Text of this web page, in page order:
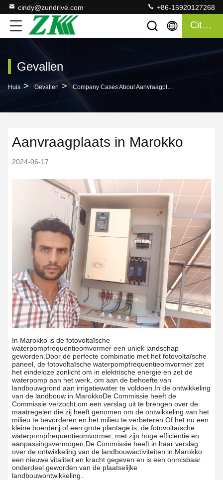
cindy@zundrive.com +86-15920127268
Citaat
Gevallen
Huis > Gevallen > Company Cases About Aanvraagplaats In Marokko
Aanvraagplaats in Marokko
2024-06-17
In Marokko is de fotovoltaïsche
waterpompfrequentieomvormer een uniek landschap
geworden.Door de perfecte combinatie met het fotovoltaïsche
paneel, de fotovoltaïsche waterpompfrequentieomvormer zet
het eindeloze zonlicht om in elektrische energie en zet de
waterpomp aan het werk, om aan de behoefte van
landbouwgrond aan irrigatiewater te voldoen.In de ontwikkeling
van de landbouw in MarokkoDe Commissie heeft de
Commissie verzocht om een verslag uit te brengen over de
maatregelen die zij heeft genomen om de ontwikkeling van het
milieu te bevorderen en het milieu te verbeteren.Of het nu een
kleine boerderij of een grote plantage is, de fotovoltaïsche
waterpompfrequentieomvormer, met zijn hoge efficiëntie en
aanpassingsvermogen,De Commissie heeft in haar verslag
over de ontwikkeling van de landbouwactiviteiten in Marokko
een nieuwe vitaliteit en kracht gegeven en is een onmisbaar
onderdeel geworden van de plaatselijke
landbouwontwikkeling..